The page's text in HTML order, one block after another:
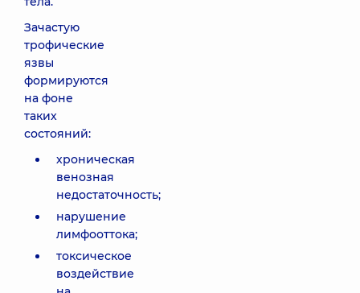
Зачастую
трофические
язвы
формируются
на фоне
таких
состояний:
хроническая
венозная
недостаточность;
нарушение
лимфооттока;
токсическое
воздействие